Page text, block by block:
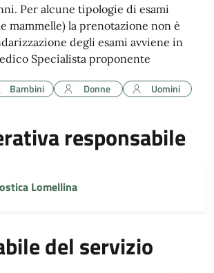
Per alcune tipologie di esami
mammelle) la prenotazione non è
degli esami avviene in
Specialista proponente
Bambini Donne Uomini
responsabile
Lomellina
del servizio